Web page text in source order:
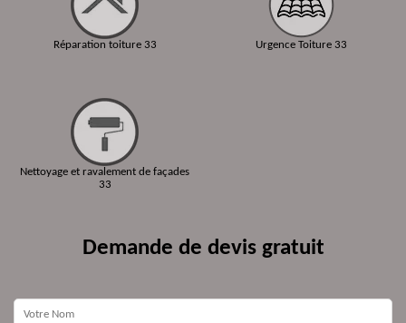
Réparation toiture 33
Nettoyage et ravalement de façades
33
Urgence Toiture 33
Demande de devis gratuit